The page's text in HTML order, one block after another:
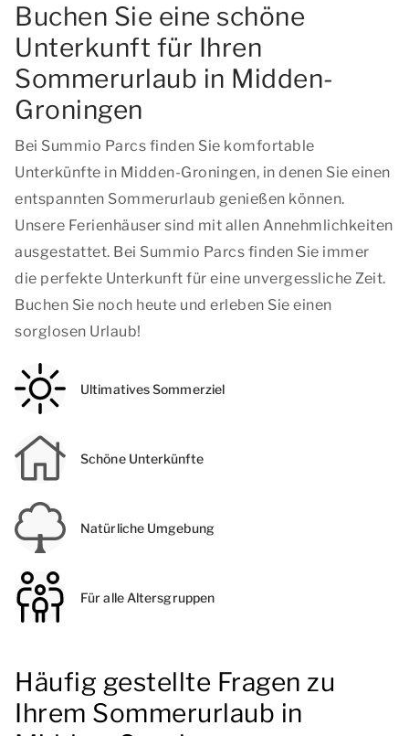
Buchen Sie eine schöne
Unterkunft für Ihren
Sommerurlaub in Midden-
Groningen
Bei Summio Parcs finden Sie komfortable
Unterkünfte in Midden-Groningen, in denen Sie einen
entspannten Sommerurlaub genießen können.
Unsere Ferienhäuser sind mit allen Annehmlichkeiten
ausgestattet. Bei Summio Parcs finden Sie immer
die perfekte Unterkunft für eine unvergessliche Zeit.
Buchen Sie noch heute und erleben Sie einen
sorglosen Urlaub!
Ultimatives Sommerziel
Schöne Unterkünfte
Natürliche Umgebung
Für alle Altersgruppen
Häufig gestellte Fragen zu
Ihrem Sommerurlaub in